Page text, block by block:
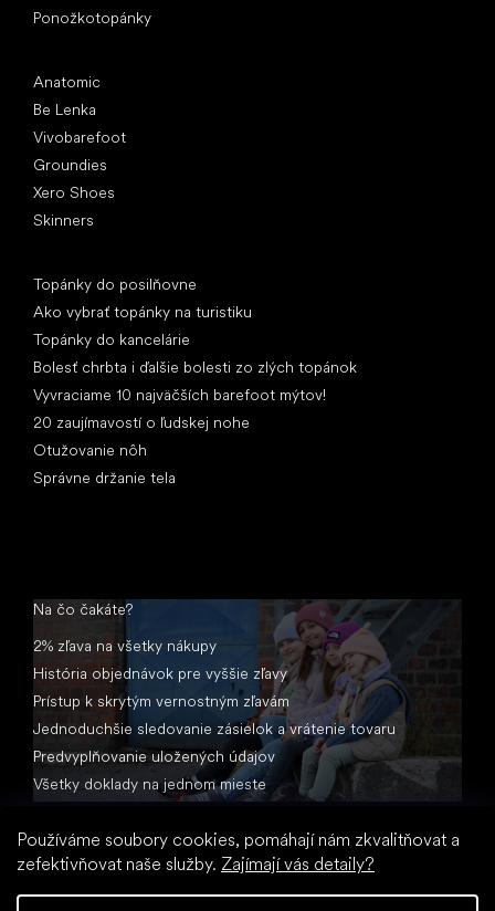
Používáme soubory cookies, pomáhají nám zkvalitňovat a
zefektivňovat naše služby. Zajímají vás detaily?
Ponožkotopánky
Anatomic
Be Lenka
Vivobarefoot
Groundies
Xero Shoes
Skinners
Topánky do posilňovne
Ako vybrať topánky na turistiku
Topánky do kancelárie
Bolesť chrbta i ďalšie bolesti zo zlých topánok
Vyvraciame 10 najväčších barefoot mýtov!
20 zaujímavostí o ľudskej nohe
Otužovanie nôh
Správne držanie tela
Na čo čakáte?
2% zľava na všetky nákupy
História objednávok pre vyššie zľavy
Prístup k skrytým vernostným zľavám
Jednoduchšie sledovanie zásielok a vrátenie tovaru
Predvyplňovanie uložených údajov
Všetky doklady na jednom mieste